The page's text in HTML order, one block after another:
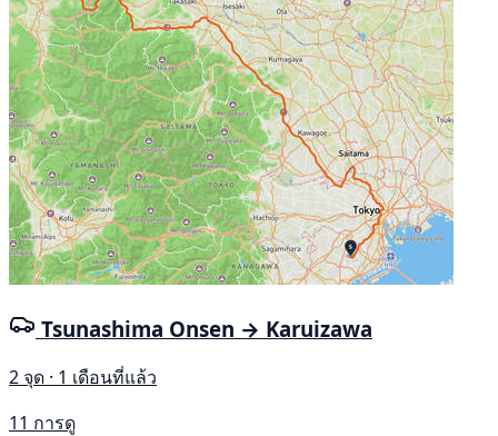
Tsunashima Onsen → Karuizawa
2 จุด · 1 เดือนที่แล้ว
11 การดู